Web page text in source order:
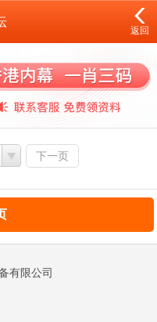
返回
下一页
有限公司